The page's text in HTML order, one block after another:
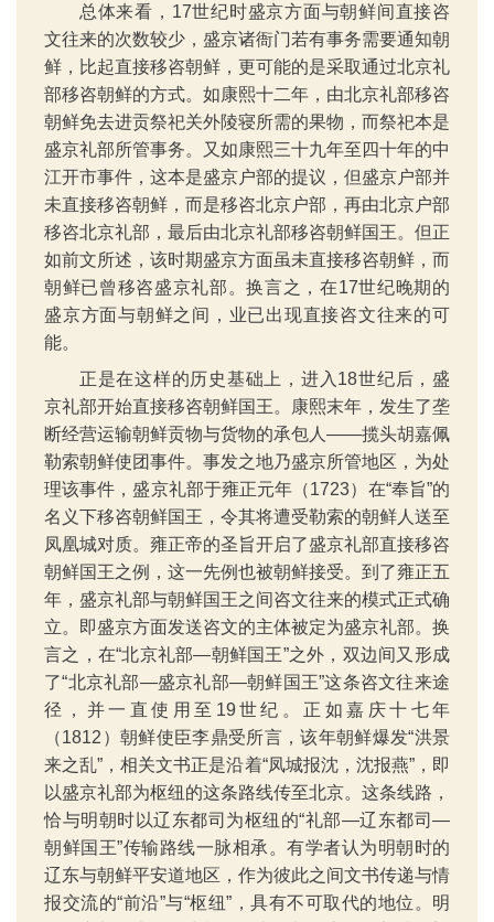
总体来看，17世纪时盛京方面与朝鲜间直接咨
文往来的次数较少，盛京诸衙门若有事务需要通知朝
鲜，比起直接移咨朝鲜，更可能的是采取通过北京礼
部移咨朝鲜的方式。如康熙十二年，由北京礼部移咨
朝鲜免去进贡祭祀关外陵寝所需的果物，而祭祀本是
盛京礼部所管事务。又如康熙三十九年至四十年的中
江开市事件，这本是盛京户部的提议，但盛京户部并
未直接移咨朝鲜，而是移咨北京户部，再由北京户部
移咨北京礼部，最后由北京礼部移咨朝鲜国王。但正
如前文所述，该时期盛京方面虽未直接移咨朝鲜，而
朝鲜已曾移咨盛京礼部。换言之，在17世纪晚期的
盛京方面与朝鲜之间，业已出现直接咨文往来的可
能。
正是在这样的历史基础上，进入18世纪后，盛
京礼部开始直接移咨朝鲜国王。康熙末年，发生了垄
断经营运输朝鲜贡物与货物的承包人——揽头胡嘉佩
勒索朝鲜使团事件。事发之地乃盛京所管地区，为处
理该事件，盛京礼部于雍正元年（1723）在“奉旨”的
名义下移咨朝鲜国王，令其将遭受勒索的朝鲜人送至
凤凰城对质。雍正帝的圣旨开启了盛京礼部直接移咨
朝鲜国王之例，这一先例也被朝鲜接受。到了雍正五
年，盛京礼部与朝鲜国王之间咨文往来的模式正式确
立。即盛京方面发送咨文的主体被定为盛京礼部。换
言之，在“北京礼部—朝鲜国王”之外，双边间又形成
了“北京礼部—盛京礼部—朝鲜国王”这条咨文往来途
径，并一直使用至19世纪。正如嘉庆十七年
（1812）朝鲜使臣李鼎受所言，该年朝鲜爆发“洪景
来之乱”，相关文书正是沿着“凤城报沈，沈报燕”，即
以盛京礼部为枢纽的这条路线传至北京。这条线路，
恰与明朝时以辽东都司为枢纽的“礼部—辽东都司—
朝鲜国王”传输路线一脉相承。有学者认为明朝时的
辽东与朝鲜平安道地区，作为彼此之间文书传递与情
报交流的“前沿”与“枢纽”，具有不可取代的地位。明